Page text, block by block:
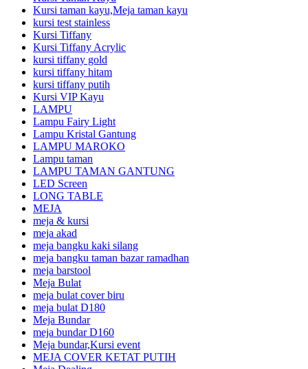
Kursi taman kayu,Meja taman kayu
kursi test stainless
Kursi Tiffany
Kursi Tiffany Acrylic
kursi tiffany gold
kursi tiffany hitam
kursi tiffany putih
Kursi VIP Kayu
LAMPU
Lampu Fairy Light
Lampu Kristal Gantung
LAMPU MAROKO
Lampu taman
LAMPU TAMAN GANTUNG
LED Screen
LONG TABLE
MEJA
meja & kursi
meja akad
meja bangku kaki silang
meja bangku taman bazar ramadhan
meja barstool
Meja Bulat
meja bulat cover biru
meja bulat D180
Meja Bundar
meja bundar D160
Meja bundar,Kursi event
MEJA COVER KETAT PUTIH